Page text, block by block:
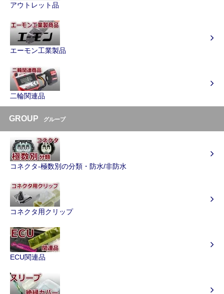
アウトレット品
エーモン工業製品
二輪関連品
GROUP グループ
コネクタ-極数別の分類・防水/非防水
コネクタ用クリップ
ECU関連品